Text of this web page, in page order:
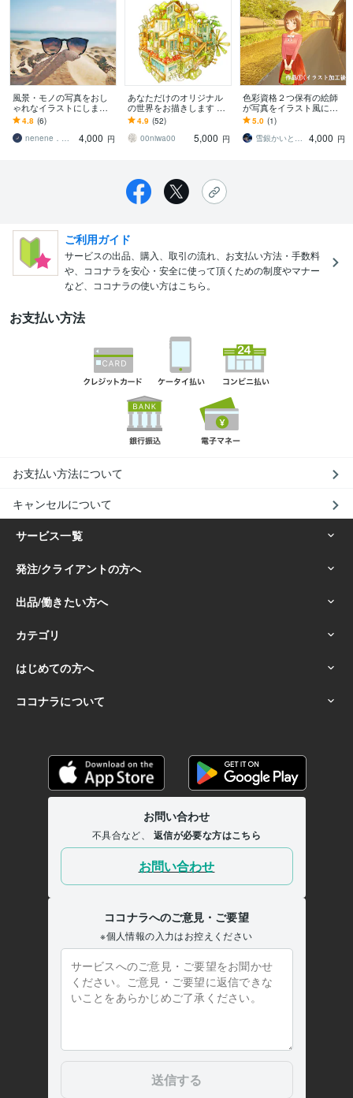
風景・モノの写真をおし
ゃれなイラストにします
お気に入りの写真をイラ
ストに！
4.8 (6)
nenene．｜音・絵・映像クリエイター
4,000 円
あなただけのオリジナル
の世界をお描きします 心
温まるイラストを手描き
でひとつひとつお描きし
ております。
4.9 (52)
00niwa00
5,000 円
色彩資格２つ保有の絵師
が写真をイラスト風にし
ます 写真風イラストで、
写真とイラストの良いと
こどりができます
5.0 (1)
雪銀かいと＠LINEノベル･シーモア連載
4,000 円
ご利用ガイド
サービスの出品、購入、取引の流れ、お支払い方法・手数料
や、ココナラを安心・安全に使って頂くための制度やマナー
など、ココナラの使い方はこちら。
お支払い方法
お支払い方法について
キャンセルについて